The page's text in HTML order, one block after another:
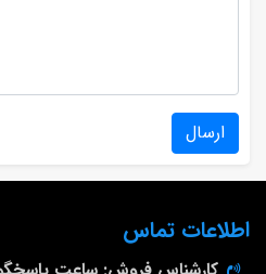
ارسال
اطلاعات تماس